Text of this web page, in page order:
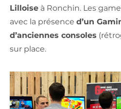
Lilloise à Ronchin. Les
avec la présence d’un
d’anciennes consoles
sur place.